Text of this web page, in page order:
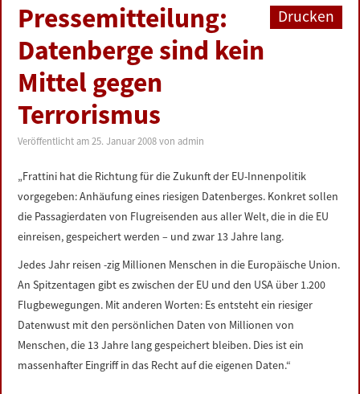
BUNDESTAG
PRESSE
ZUR PERSON
DATENSCHUTZERKLÄRUNG
IMPRESSUM
Drucken
Pressemitteilung:
Datenberge sind kein
Mittel gegen
Terrorismus
Veröffentlicht am25. Januar 2008 vonadmin
„Frattini hat die Richtung für die Zukunft der EU-Innenpolitik
vorgegeben: Anhäufung eines riesigen Datenberges. Konkret sollen
die Passagierdaten von Flugreisenden aus aller Welt, die in die EU
einreisen, gespeichert werden – und zwar 13 Jahre lang.
Jedes Jahr reisen -zig Millionen Menschen in die Europäische Union.
An Spitzentagen gibt es zwischen der EU und den USA über 1.200
Flugbewegungen. Mit anderen Worten: Es entsteht ein riesiger
Datenwust mit den persönlichen Daten von Millionen von
Menschen, die 13 Jahre lang gespeichert bleiben. Dies ist ein
massenhafter Eingriff in das Recht auf die eigenen Daten.“